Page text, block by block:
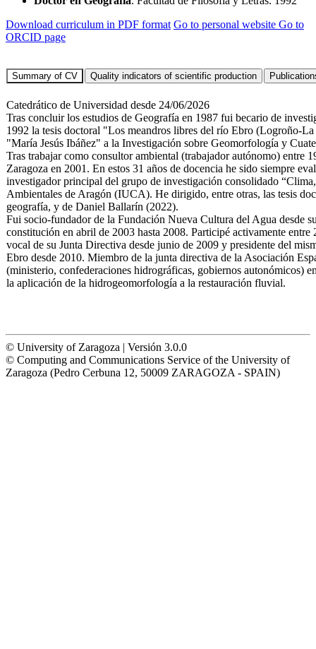
Download curriculum in PDF format Go to personal website Go to
ORCID page
Catedrático de Universidad desde 24/06/2026
Tras concluir los estudios de Geografía en 1987 fui becario de
1992 la tesis doctoral "Los meandros libres del río Ebro (Logroño-
"María Jesús Ibáñez" a la Investigación sobre Geomorfología y
Tras trabajar como consultor ambiental (trabajador autónomo) entre
Zaragoza en 2001. En estos 31 años de docencia he sido siempre
investigador principal del grupo de investigación consolidado
Ambientales de Aragón (IUCA). He dirigido, entre otras, las tesis
geografía, y de Daniel Ballarín (2022).
Fui socio-fundador de la Fundación Nueva Cultura del Agua desde
constitución en abril de 2003 hasta 2008. Participé activamente
vocal de su Junta Directiva desde junio de 2009 y presidente del
Ebro desde 2010. Miembro de la junta directiva de la Asociación
(ministerio, confederaciones hidrográficas, gobiernos autonómicos)
la aplicación de la hidrogeomorfología a la restauración fluvial.
© University of Zaragoza | Versión 3.0.0
© Computing and Communications Service of the University of
Zaragoza (Pedro Cerbuna 12, 50009 ZARAGOZA - SPAIN)